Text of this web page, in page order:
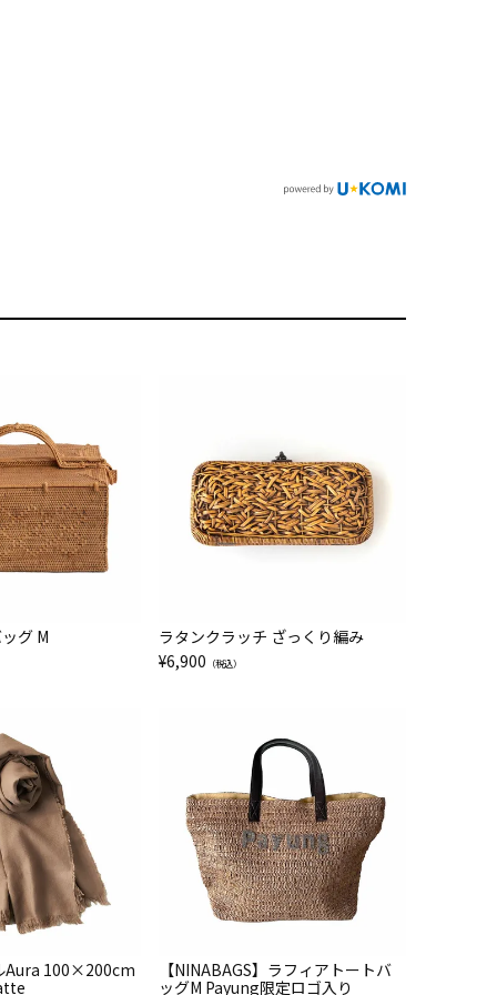
グ M
ラタンクラッチ ざっくり編み
¥6,900 （税込）
Aura 100×200cm
【NINABAGS】ラフィアトートバ
ッグM Payung限定ロゴ入り